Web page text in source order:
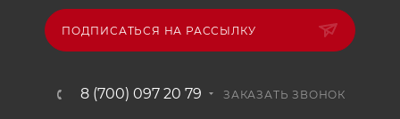
ПОДПИСАТЬСЯ НА РАССЫЛКУ
8 (700) 097 20 79 ЗАКАЗАТЬ ЗВОНОК